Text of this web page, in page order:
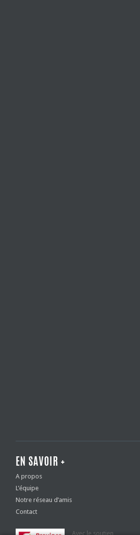
EN SAVOIR +
A propos
L’équipe
Notre réseau d’amis
Contact
Avec le soutien